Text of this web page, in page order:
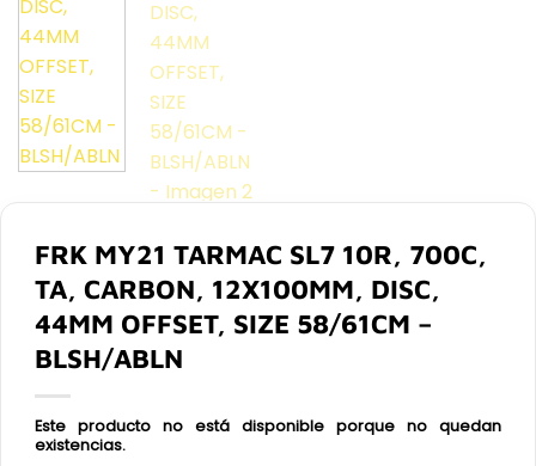
FRK MY21 TARMAC SL7 10R, 700C,
TA, CARBON, 12X100MM, DISC,
44MM OFFSET, SIZE 58/61CM –
BLSH/ABLN
Este producto no está disponible porque no quedan
existencias.